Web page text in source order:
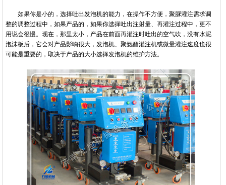
如果你是小的，选择吐出发泡机的能力，在操作不方便，聚脲灌注需求调
整的调整过程中，如果产品的，如果你选择吐出注射量、再灌注过程中，更不
用说会很慢。现在，那里太小，产品在前面再灌注时吐出的空气吹，没有水泥
泡沫板后，它会对产品影响很大，发泡机、聚氨酯灌注机或微量灌注速度也很
可能是重要的，取决于产品的大小选择发泡机的维护方法。